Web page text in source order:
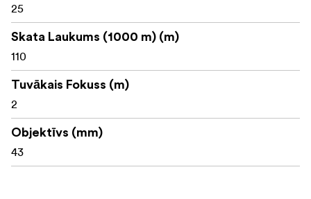
25
Skata Laukums (1000 m) (m)
110
Tuvākais Fokuss (m)
2
Objektīvs (mm)
43